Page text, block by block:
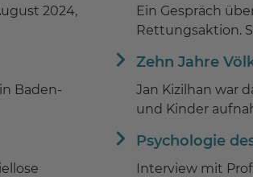
2024,
Ein Gespräch
Rettungsaktion.
Baden-
Zehn Jahre
Jan Kizilhan war
und Kinder
Psychologie
Interview mit Prof.